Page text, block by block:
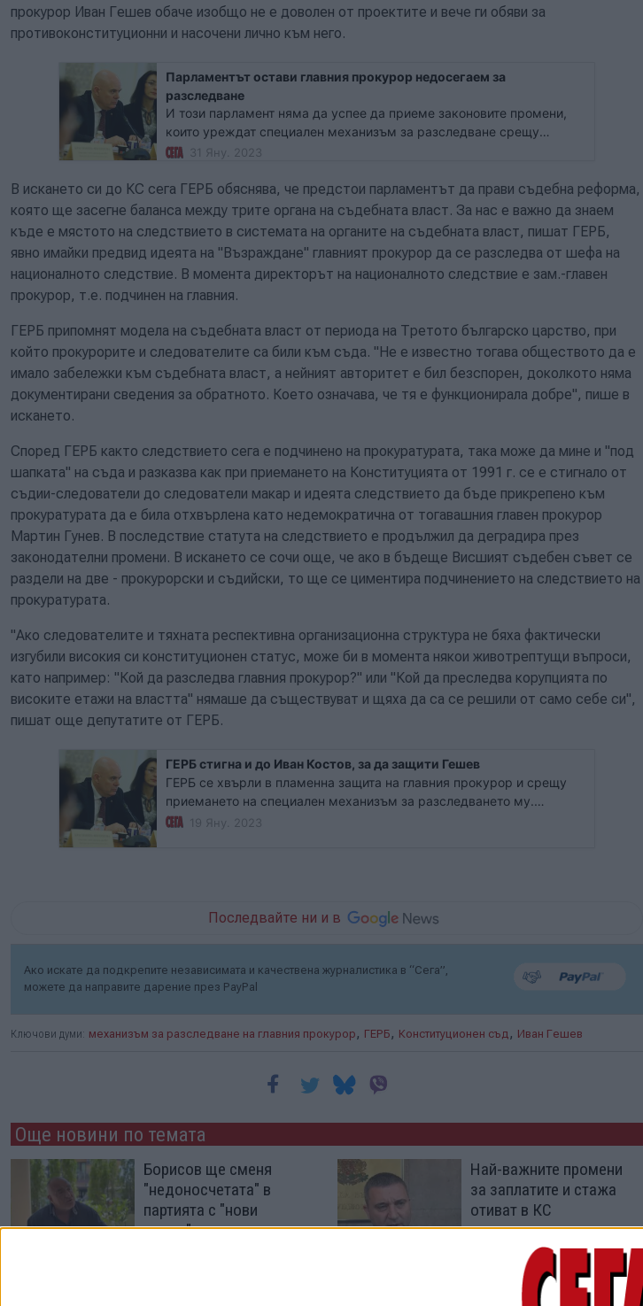
прокурор Иван Гешев обаче изобщо не е доволен от проектите и вече ги обяви за
противоконституционни и насочени лично към него.
Парламентът остави главния прокурор недосегаем за
разследване
И този парламент няма да успее да приеме законовите промени,
които уреждат специален механизъм за разследване срещу
главния прокурор. Правната комисия днес само обедини отделните
процесуалния кодекс.
31 Яну. 2023
В искането си до КС сега ГЕРБ обяснява, че предстои парламентът да прави съдебна реформа,
която ще засегне баланса между трите органа на съдебната власт. За нас е важно да знаем
къде е мястото на следствието в системата на органите на съдебната власт, пишат ГЕРБ,
явно имайки предвид идеята на "Възраждане" главният прокурор да се разследва от шефа на
националното следствие. В момента директорът на националното следствие е зам.-главен
прокурор, т.е. подчинен на главния.
ГЕРБ припомнят модела на съдебната власт от периода на Третото българско царство, при
който прокурорите и следователите са били към съда. "Не е известно тогава обществото да е
имало забележки към съдебната власт, а нейният авторитет е бил безспорен, доколкото няма
документирани сведения за обратното. Което означава, че тя е функционирала добре", пише в
искането.
Според ГЕРБ както следствието сега е подчинено на прокуратурата, така може да мине и "под
шапката" на съда и разказва как при приемането на Конституцията от 1991 г. се е стигнало от
съдии-следователи до следователи макар и идеята следствието да бъде прикрепено към
прокуратурата да е била отхвърлена като недемократична от тогавашния главен прокурор
Мартин Гунев. В последствие статута на следствието е продължил да деградира през
законодателни промени. В искането се сочи още, че ако в бъдеще Висшият съдебен съвет се
раздели на две - прокурорски и съдийски, то ще се циментира подчинението на следствието на
прокуратурата.
"Ако следователите и тяхната респективна организационна структура не бяха фактически
изгубили високия си конституционен статус, може би в момента някои животрептущи въпроси,
като например: "Кой да разследва главния прокурор?" или "Кой да преследва корупцията по
високите етажи на властта" нямаше да съществуват и щяха да са се решили от само себе си",
пишат още депутатите от ГЕРБ.
ГЕРБ стигна и до Иван Костов, за да защити Гешев
ГЕРБ се хвърли в пламенна защита на главния прокурор и срещу
приемането на специален механизъм за разследването му.
Правната комисия в момента разглежда предложенията за
19 Яну. 2023
Последвайте ни и в
Ако искате да подкрепите независимата и качествена журналистика в “Сега”,
можете да направите дарение през PayPal
Ключови думи: механизъм за разследване на главния прокурор , ГЕРБ , Конституционен съд , Иван Гешев
Още новини по темата
Борисов ще сменя
"недоносчетата" в
партията с "нови
умове"
Най-важните промени
за заплатите и стажа
отиват в КС
31 Юли 2026